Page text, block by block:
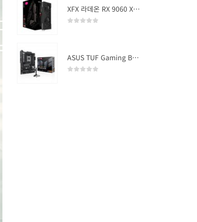
XFX 라데온 RX 9060 XT SWIFT DUAL OC D6 16GB
ASUS TUF Gaming B850-PLUS WIFI